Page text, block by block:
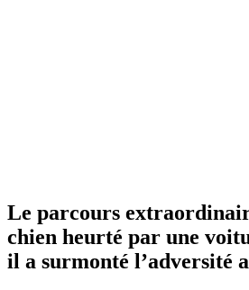
Le parcours
chien heurté par une
il a surmonté l’adversité